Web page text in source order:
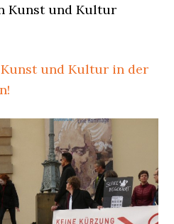
Kunst und Kultur
und Kultur in der